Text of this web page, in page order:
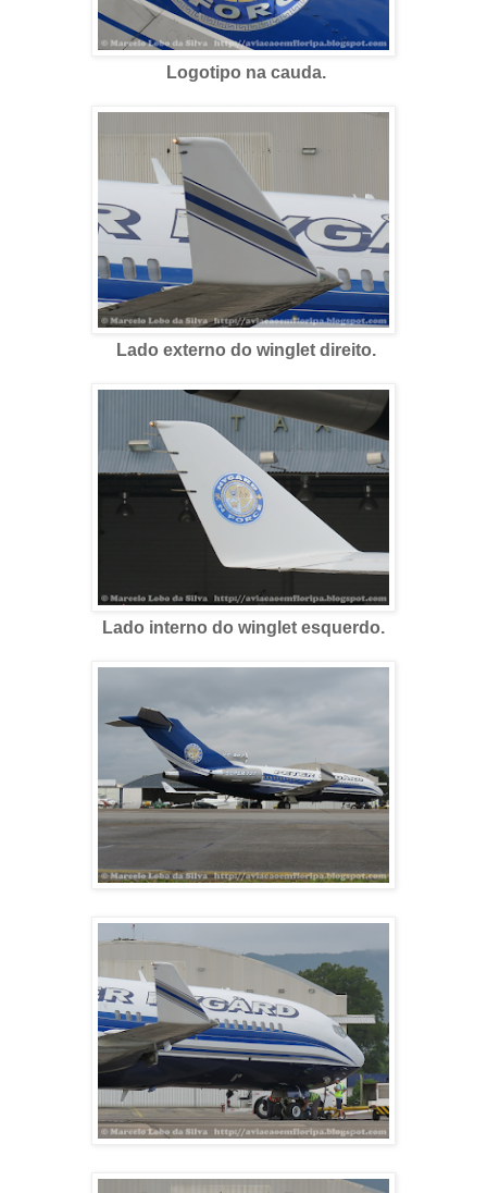
Logotipo na cauda.
Lado externo do winglet direito.
Lado interno do winglet esquerdo.